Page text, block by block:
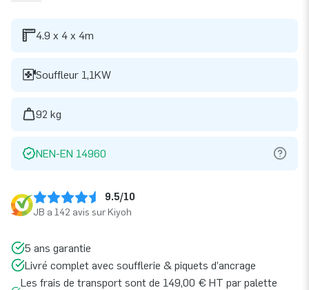
4.9 x 4 x 4m
Souffleur 1,1KW
92 kg
NEN-EN 14960
9.5/10
JB a 142 avis sur Kiyoh
5 ans garantie
Livré complet avec soufflerie & piquets d’ancrage
Les frais de transport sont de 149,00 € HT par palette